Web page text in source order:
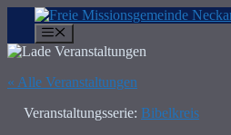
Inhalt
springen
« Alle Veranstaltungen
Veranstaltungsserie: Bibelkreis